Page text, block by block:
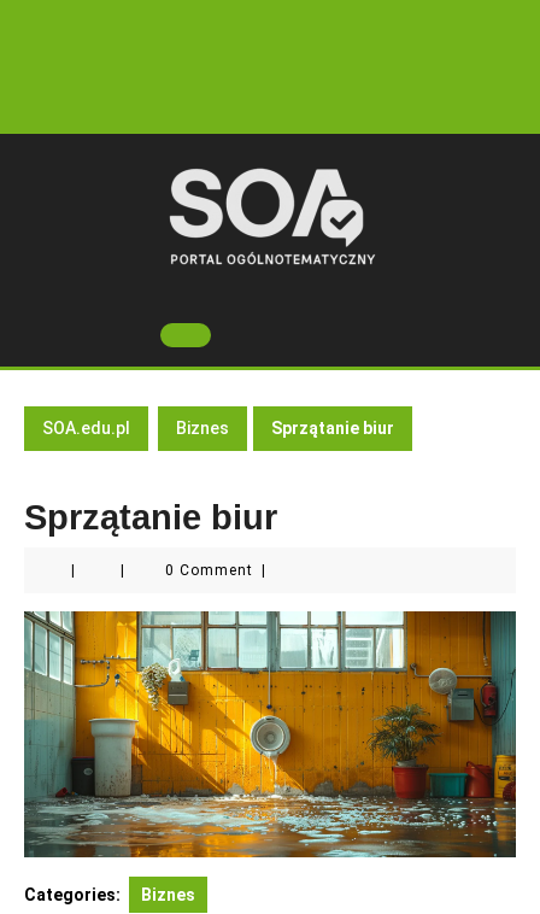
Open
Button
SOA.edu.pl Biznes Sprzątanie biur
Sprzątanie biur
0 Comment
Categories: Biznes